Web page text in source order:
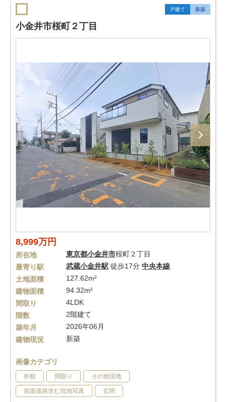
戸建て 新築
小金井市桜町２丁目
8,999万円
所在地 東京都小金井市桜町２丁目
最寄り駅
武蔵小金井駅 徒歩17分 中央本線
土地面積
127.62m²
建物面積
94.32m²
間取り
4LDK
階数
2階建て
築年月
2026年06月
建物現況
新築
画像カテゴリ
外観 間取り その他現地
前面道路含む現地写真 玄関